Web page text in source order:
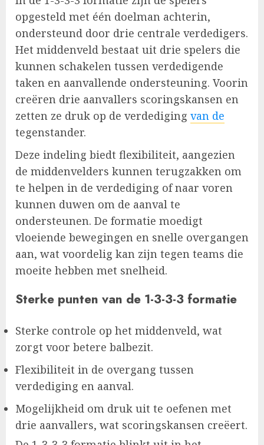
opgesteld met één doelman achterin,
ondersteund door drie centrale verdedigers.
Het middenveld bestaat uit drie spelers die
kunnen schakelen tussen verdedigende
taken en aanvallende ondersteuning. Voorin
creëren drie aanvallers scoringskansen en
zetten ze druk op de verdediging van de
tegenstander.
Deze indeling biedt flexibiliteit, aangezien
de middenvelders kunnen terugzakken om
te helpen in de verdediging of naar voren
kunnen duwen om de aanval te
ondersteunen. De formatie moedigt
vloeiende bewegingen en snelle overgangen
aan, wat voordelig kan zijn tegen teams die
moeite hebben met snelheid.
Sterke punten van de 1-3-3-3 formatie
Sterke controle op het middenveld, wat
zorgt voor betere balbezit.
Flexibiliteit in de overgang tussen
verdediging en aanval.
Mogelijkheid om druk uit te oefenen met
drie aanvallers, wat scoringskansen creëert.